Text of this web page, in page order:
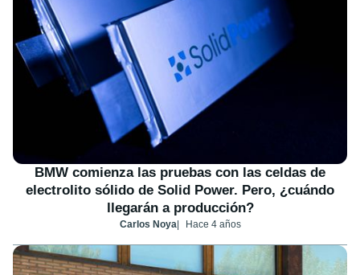
BMW comienza las pruebas con las celdas de
electrolito sólido de Solid Power. Pero, ¿cuándo
llegarán a producción?
Carlos Noya Hace 4 años